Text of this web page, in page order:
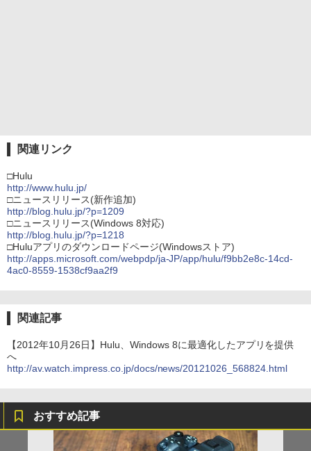
関連リンク
□Hulu
http://www.hulu.jp/
□ニュースリリース(新作追加)
http://blog.hulu.jp/?p=1209
□ニュースリリース(Windows 8対応)
http://blog.hulu.jp/?p=1218
□Huluアプリのダウンロードページ(Windowsストア)
http://apps.microsoft.com/webpdp/ja-JP/app/hulu/f9bb2e8c-14cd-
4ac0-8559-1538cf9aa2f9
関連記事
【2012年10月26日】Hulu、Windows 8に最適化したアプリを提供
へ
http://av.watch.impress.co.jp/docs/news/20121026_568824.html
おすすめ記事